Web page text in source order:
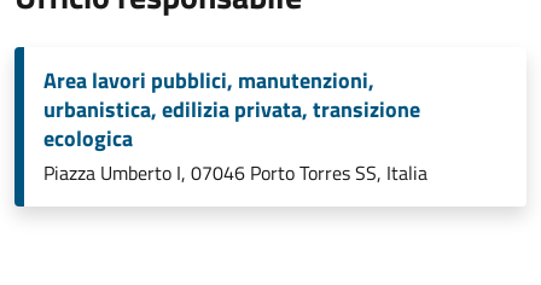
Area lavori pubblici, manutenzioni,
urbanistica, edilizia privata, transizione
ecologica
Piazza Umberto I, 07046 Porto Torres SS, Italia